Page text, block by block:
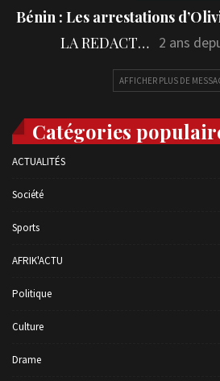
Bénin : Les arrestations
LA REDACTION 2 ans
AFFICHER PLUS DE
Catégories
ACTUALITÉS
Société
Sports
AFRIK'ACTU
Politique
Culture
Drame